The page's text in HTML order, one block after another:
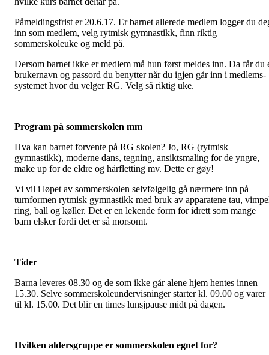
Påmeldingsfrist er 20.6.17. Er barnet allerede medlem logger du
inn som medlem, velg rytmisk gymnastikk, finn riktig
sommerskoleuke og meld på.
Dersom barnet ikke er medlem må hun først meldes inn. Da får du
brukernavn og passord du benytter når du igjen går inn i medlems-
systemet hvor du velger RG. Velg så riktig uke.
Program på sommerskolen mm
Hva kan barnet forvente på RG skolen? Jo, RG (rytmisk
gymnastikk), moderne dans, tegning, ansiktsmaling for de yngre,
make up for de eldre og hårfletting mv. Dette er gøy!
Vi vil i løpet av sommerskolen selvfølgelig gå nærmere inn på
turnformen rytmisk gymnastikk med bruk av apparatene tau,
ring, ball og køller. Det er en lekende form for idrett som mange
barn elsker fordi det er så morsomt.
Tider
Barna leveres 08.30 og de som ikke går alene hjem hentes innen
15.30. Selve sommerskoleundervisninger starter kl. 09.00 og varer
til kl. 15.00. Det blir en times lunsjpause midt på dagen.
Hvilken aldersgruppe er sommerskolen egnet for?